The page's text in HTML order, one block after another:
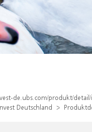
de.ubs.com/produkt/detail/
Deutschland